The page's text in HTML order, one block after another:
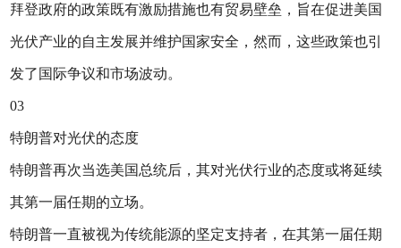
拜登政府的政策既有激励措施也有贸易壁垒，旨在促进美国
光伏产业的自主发展并维护国家安全，然而，这些政策也引
发了国际争议和市场波动。
03
特朗普对光伏的态度
特朗普再次当选美国总统后，其对光伏行业的态度或将延续
其第一届任期的立场。
特朗普一直被视为传统能源的坚定支持者，在其第一届任期